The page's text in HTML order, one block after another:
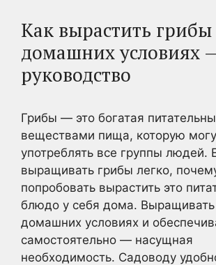
Как вырастить грибы
домашних условиях
руководство
Грибы — это богатая
веществами пища, которую
употреблять все группы людей.
выращивать грибы легко,
попробовать вырастить это
блюдо у себя дома.
домашних условиях и
самостоятельно — насущная
необходимость. Садоводу